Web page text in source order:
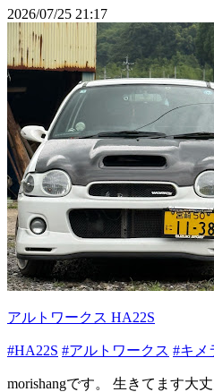
2026/07/25 21:17
アルトワークス HA22S
#HA22S #アルトワークス #キメ
morishangです。 生きてます大